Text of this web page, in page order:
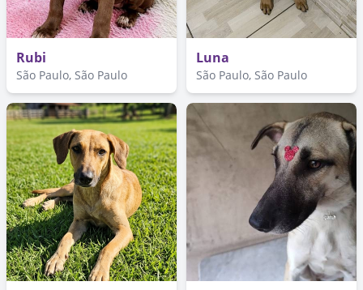
Rubi
São Paulo, São Paulo
Luna
São Paulo, São Paulo